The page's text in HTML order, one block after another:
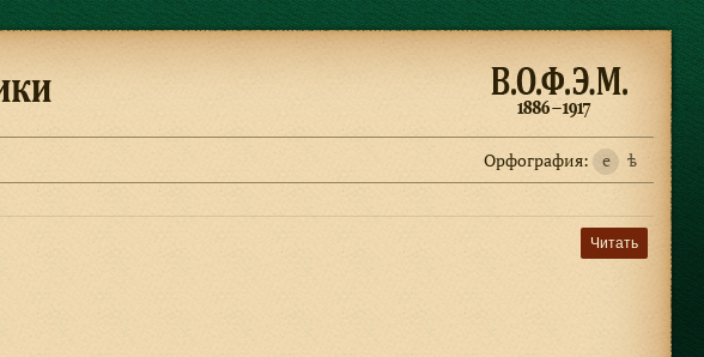
Орфография: e ѣ
Читать